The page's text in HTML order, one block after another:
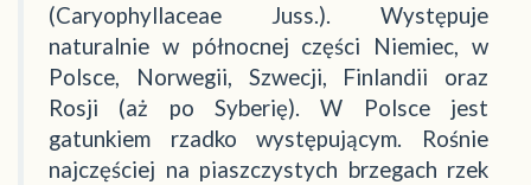
(Caryophyllaceae Juss.). Występuje
naturalnie w północnej części Niemiec, w
Polsce, Norwegii, Szwecji, Finlandii oraz
Rosji (aż po Syberię). W Polsce jest
gatunkiem rzadko występującym. Rośnie
najczęściej na piaszczystych brzegach rzek